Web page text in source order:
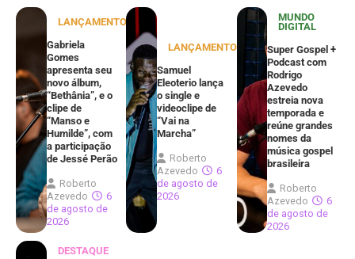
LANÇAMENTOS
Gabriela
Gomes
apresenta seu
novo álbum,
“Bethânia”, e o
clipe de
“Manso e
Humilde”, com
a participação
de Jessé Perão
Roberto
Azevedo
6
de agosto de
2026
LANÇAMENTOS
Samuel
Eleoterio lança
o single e
videoclipe de
“Vai na
Marcha”
Roberto
Azevedo
6
de agosto de
2026
MUNDO
DIGITAL
Super Gospel +
Podcast com
Rodrigo
Azevedo
estreia nova
temporada e
reúne grandes
nomes da
música gospel
brasileira
Roberto
Azevedo
6
de agosto de
2026
DESTAQUE